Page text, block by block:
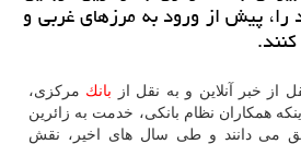
پیش از ورود به مرزهای غربی و
از خبر آنلاین و به نقل از بانك مركزی،
همكاران نظام بانكی، خدمت به زائرین
می دانند و طی سال های اخیر، نقش